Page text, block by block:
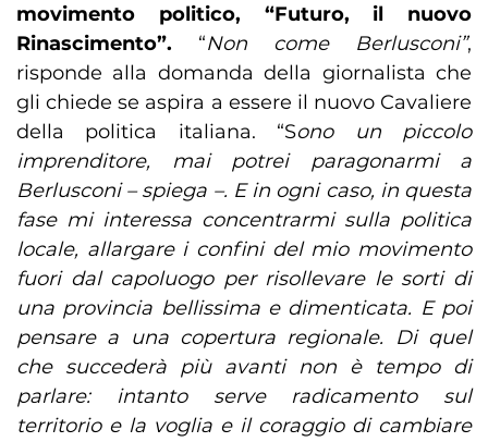
movimento politico, “Futuro, il nuovo
Rinascimento”. “Non come Berlusconi”,
risponde alla domanda della giornalista che
gli chiede se aspira a essere il nuovo Cavaliere
della politica italiana. “Sono un piccolo
imprenditore, mai potrei paragonarmi a
Berlusconi – spiega –. E in ogni caso, in questa
fase mi interessa concentrarmi sulla politica
locale, allargare i confini del mio movimento
fuori dal capoluogo per risollevare le sorti di
una provincia bellissima e dimenticata. E poi
pensare a una copertura regionale. Di quel
che succederà più avanti non è tempo di
parlare: intanto serve radicamento sul
territorio e la voglia e il coraggio di cambiare